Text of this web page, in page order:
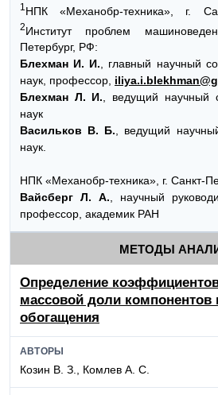
1 НПК «Механобр-техника», г.
2Институт проблем
Петербург, РФ:
Блехман И. И., главный научный
наук, профессор,
Блехман Л. И., ведущий научный
наук
Васильков В. Б., ведущий
наук.
НПК «Механобр-техника», г. Санкт-
Вайсберг Л. А., научный
профессор, академик РАН
МЕТОДЫ
Определение
массовой доли компонентов
обогащения
АВТОРЫ
Козин В. З., Комлев А. С.